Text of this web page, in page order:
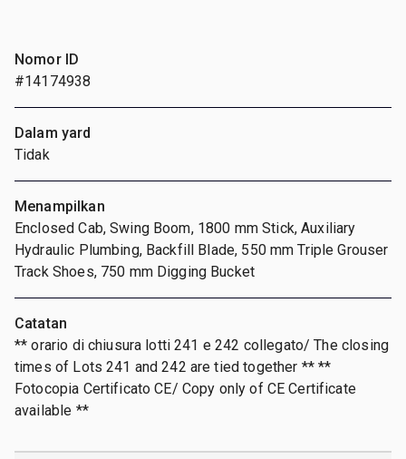
Nomor ID
#14174938
Dalam yard
Tidak
Menampilkan
Enclosed Cab, Swing Boom, 1800 mm Stick, Auxiliary
Hydraulic Plumbing, Backfill Blade, 550 mm Triple Grouser
Track Shoes, 750 mm Digging Bucket
Catatan
** orario di chiusura lotti 241 e 242 collegato/ The closing
times of Lots 241 and 242 are tied together ** **
Fotocopia Certificato CE/ Copy only of CE Certificate
available **